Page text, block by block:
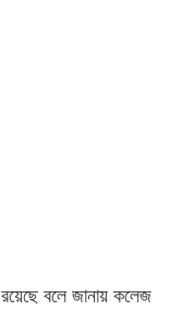
রয়েছে বলে জানায় কলেজ